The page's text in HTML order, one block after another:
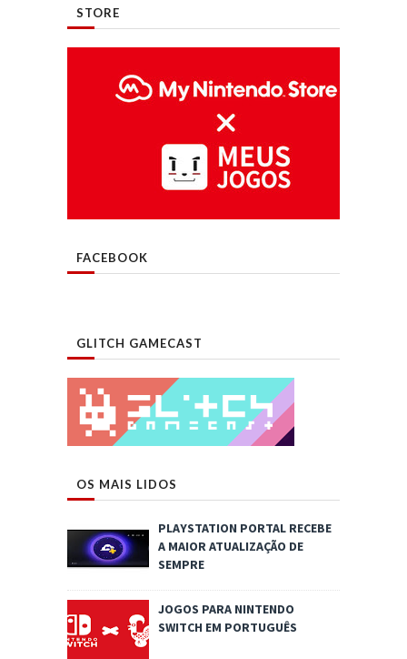
STORE
FACEBOOK
GLITCH GAMECAST
OS MAIS LIDOS
PLAYSTATION PORTAL RECEBE
A MAIOR ATUALIZAÇÃO DE
SEMPRE
JOGOS PARA NINTENDO
SWITCH EM PORTUGUÊS